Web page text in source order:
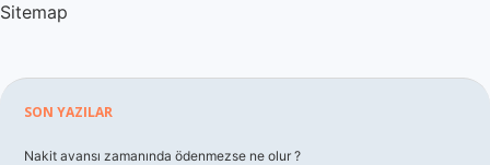
Sitemap
Sidebar
SON YAZILAR
Nakit avansı zamanında ödenmezse ne olur ?